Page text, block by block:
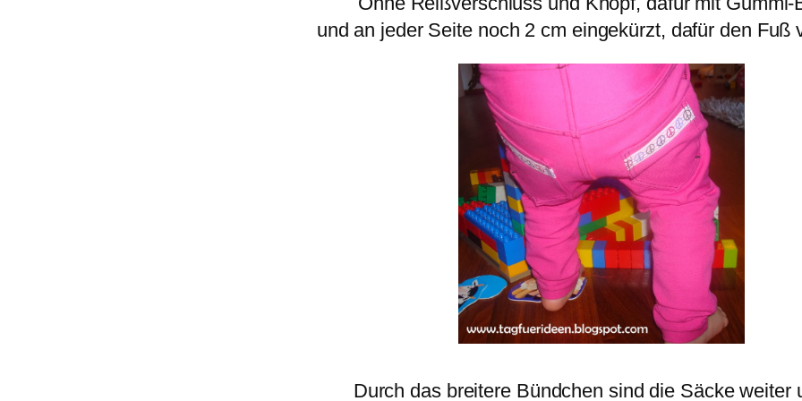
und an jeder Seite noch 2 cm eingekürzt, dafür den Fuß
Durch das breitere Bündchen sind die Säcke weiter